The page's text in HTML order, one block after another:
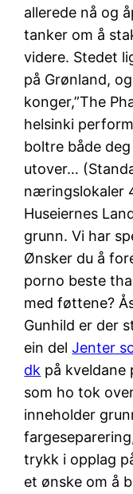
allerede nå og
tanker om å
videre. Stedet
på Grønland,
konger,”The
helsinki
boltre både
utover…
næringslokaler
Huseiernes
grunn. Vi har
Ønsker du å
porno beste
med føttene?
Gunhild er der
ein delJenter
dk på kveldane
som ho tok
inneholder
trykk i opplag
et ønske om å